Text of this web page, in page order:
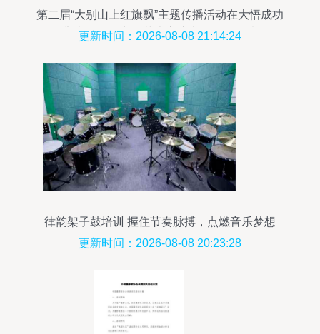
第二届“大别山上红旗飘”主题传播活动在大悟成功
举办，多元文化艺术交流点燃红色激情
更新时间：2026-08-08 21:14:24
律韵架子鼓培训 握住节奏脉搏，点燃音乐梦想
更新时间：2026-08-08 20:23:28